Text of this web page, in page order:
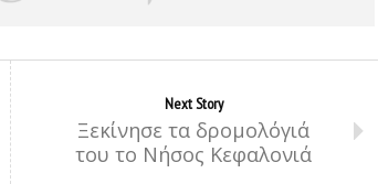
Next Story
Ξεκίνησε τα δρομολόγιά
του το Νήσος Κεφαλονιά